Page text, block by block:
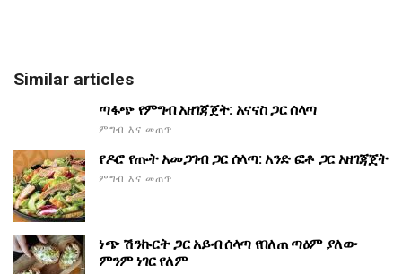
Similar articles
ጣፋጭ የምግብ አዘገጃጀት: አናናስ ጋር ሰላጣ
ምግብ እና መጠጥ
የዶሮ የጡት አመጋገብ ጋር ሰላጣ: አንድ ፎቶ ጋር አዘገጃጀት
ምግብ እና መጠጥ
ነጭ ሽንኩርት ጋር አይብ ሰላጣ የበለጠ ጣዕም ያለው
ምንም ነገር የለም